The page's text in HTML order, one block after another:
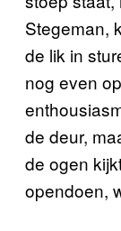
Stegeman,
de lik in
nog even
de deur,
de ogen
opendoen,